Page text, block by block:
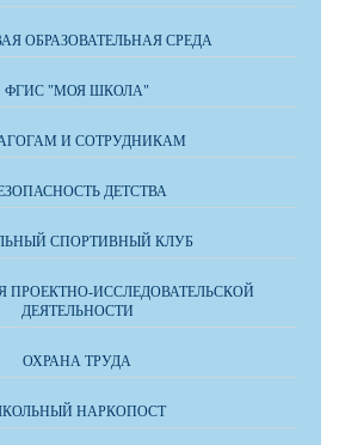
ОБРАЗОВАТЕЛЬНАЯ СРЕДА
ФГИС "МОЯ ШКОЛА"
И СОТРУДНИКАМ
ДЕТСТВА
СПОРТИВНЫЙ КЛУБ
ПРОЕКТНО-ИССЛЕДОВАТЕЛЬСКОЙ
ДЕЯТЕЛЬНОСТИ
ОХРАНА ТРУДА
НАРКОПОСТ